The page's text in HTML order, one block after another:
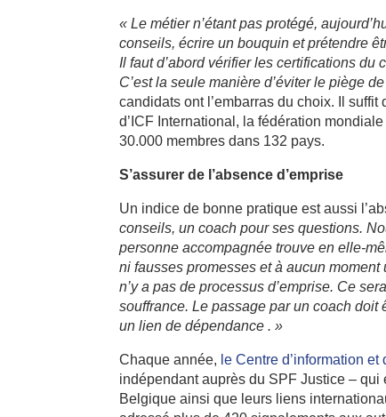
« Le métier n’étant pas protégé,
conseils, écrire un bouquin et prétendre
Il faut d’abord vérifier les certifications
C’est la seule manière d’éviter le piège
candidats ont l’embarras du choix. Il
d’ICF International, la fédération
30.000 membres dans 132 pays.
S’assurer de l’absence d’emprise
Un indice de bonne pratique est aussi
conseils, un coach pour ses questions.
personne accompagnée trouve en elle-
ni fausses promesses et à aucun
n’y a pas de processus d’emprise. Ce
souffrance. Le passage par un coach
un lien de dépendance . »
Chaque année, le Centre d’information
indépendant auprès du SPF Justice –
Belgique ainsi que leurs liens